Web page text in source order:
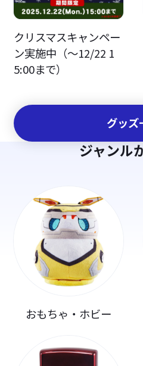
クリスマスキャンペー
ン実施中（～12/22 1
5:00まで）
グッズ
ジャンル
おもちゃ・ホビー